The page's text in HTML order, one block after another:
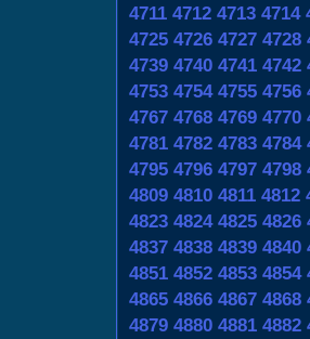
4711 4712 4713 4714
4725 4726 4727 4728
4739 4740 4741 4742
4753 4754 4755 4756
4767 4768 4769 4770
4781 4782 4783 4784
4795 4796 4797 4798
4809 4810 4811 4812
4823 4824 4825 4826
4837 4838 4839 4840
4851 4852 4853 4854
4865 4866 4867 4868
4879 4880 4881 4882